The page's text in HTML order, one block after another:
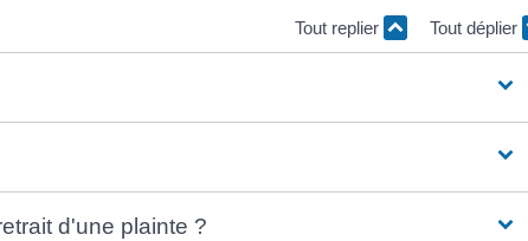
Tout replier Tout déplier
d'une plainte ?